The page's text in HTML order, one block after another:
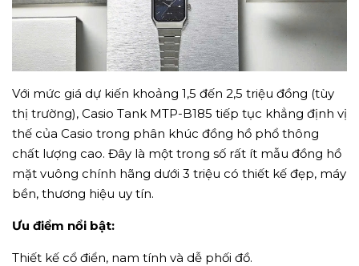
Với mức giá dự kiến khoảng 1,5 đến 2,5 triệu đồng (tùy
thị trường), Casio Tank MTP-B185 tiếp tục khẳng định vị
thế của Casio trong phân khúc đồng hồ phổ thông
chất lượng cao. Đây là một trong số rất ít mẫu đồng hồ
mặt vuông chính hãng dưới 3 triệu có thiết kế đẹp, máy
bền, thương hiệu uy tín.
Ưu điểm nổi bật:
Thiết kế cổ điển, nam tính và dễ phối đồ.